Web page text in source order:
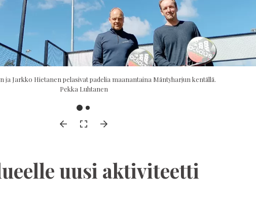
ja Jarkko Hietanen pelasivat padelia maanantaina Mäntyharjun kentällä.
Pekka Luhtanen
uusi aktiviteetti